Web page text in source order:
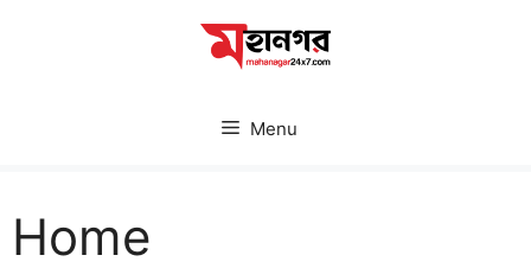
Menu
Home